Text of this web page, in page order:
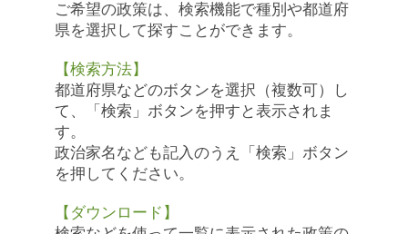
ご希望の政策は、検索機能で種別や都道府
県を選択して探すことができます。
【検索方法】
都道府県などのボタンを選択（複数可）し
て、「検索」ボタンを押すと表示されま
す。
政治家名なども記入のうえ「検索」ボタン
を押してください。
【ダウンロード】